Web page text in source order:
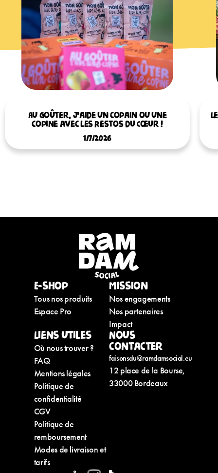
Au goûter, j’aide un copain ou une
copine avec les Restos du Cœur !
1/7/2026
E-shop
Tous nos produits
Espace Pro
Mission
Nos engagements
Nos partenaires
Impact
Liens utiles
Où nous trouver ?
FAQ
Mentions légales
Politique de
confidentialité
CGV
Politique de
remboursement
Modes de livraison et
tarifs
Nous
contacter
faisonsdu@ramdamsocial.eu
12 place de la Bourse,
33000 Bordeaux